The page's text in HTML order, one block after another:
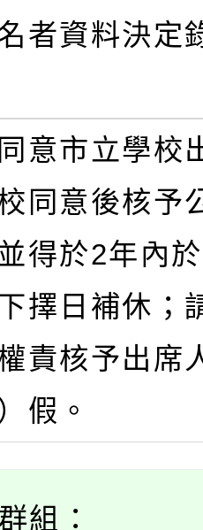
者資料決定
意市立學校
同意後核予
得於2年內
擇日補休；
責核予出席
假。
組：